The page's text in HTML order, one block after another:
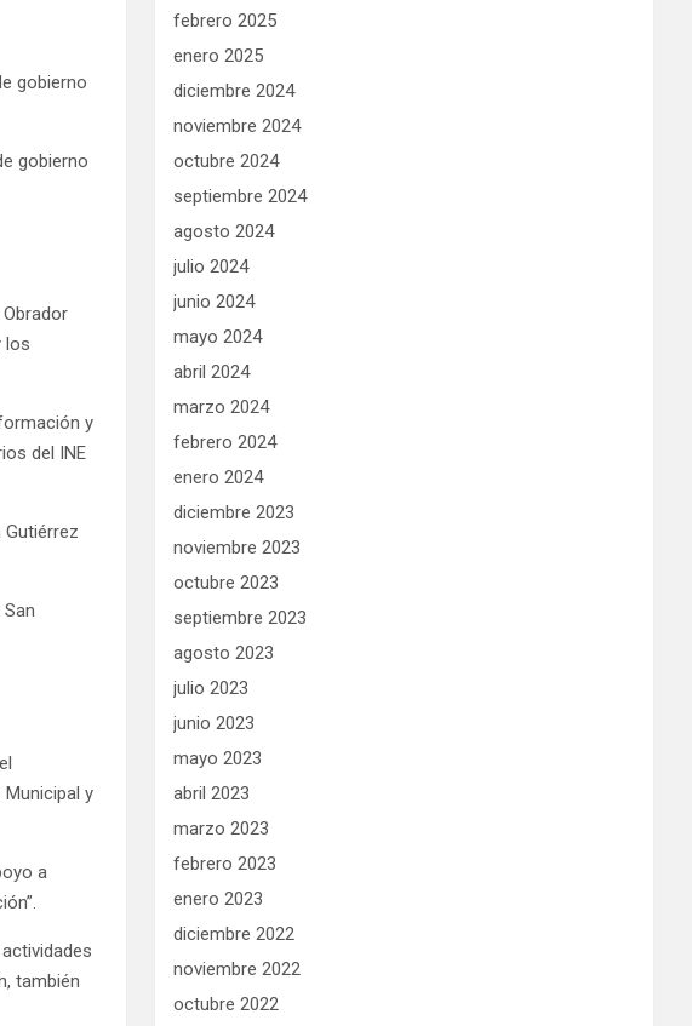
gobierno
gobierno
los
y
del INE
y
a
también
febrero 2025
enero 2025
diciembre 2024
noviembre 2024
octubre 2024
septiembre 2024
agosto 2024
julio 2024
junio 2024
mayo 2024
abril 2024
marzo 2024
febrero 2024
enero 2024
diciembre 2023
noviembre 2023
octubre 2023
septiembre 2023
agosto 2023
julio 2023
junio 2023
mayo 2023
abril 2023
marzo 2023
febrero 2023
enero 2023
diciembre 2022
noviembre 2022
octubre 2022